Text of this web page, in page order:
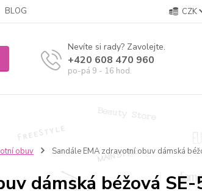
BLOG CZK
Nevíte si rady? Zavolejte.
+420 608 470 960
po-pá 9 - 16 hod.
obuv Sandále EMA zdravotní obuv dámská
dámská béžová